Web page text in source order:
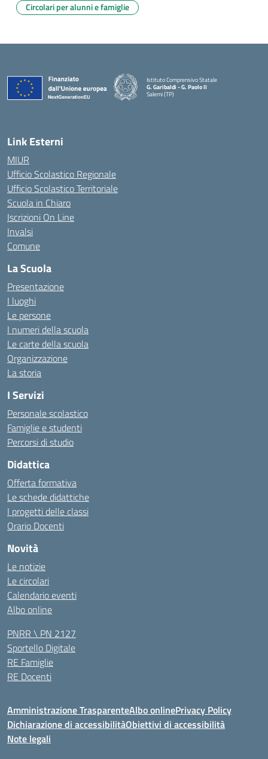
Circolari per alunni e famiglie
Istituto Comprensivo Statale
G. Garibaldi - G. Paolo II
Salemi (TP)
Link Esterni
MIUR
Ufficio Scolastico Regionale
Ufficio Scolastico Territoriale
Scuola in Chiaro
Iscrizioni On Line
Invalsi
Comune
La Scuola
Presentazione
I luoghi
Le persone
I numeri della scuola
Le carte della scuola
Organizzazione
La storia
I Servizi
Personale scolastico
Famiglie e studenti
Percorsi di studio
Didattica
Offerta formativa
Le schede didattiche
I progetti delle classi
Orario Docenti
Novità
Le notizie
Le circolari
Calendario eventi
Albo online
PNRR \ PN 2127
Sportello Digitale
RE Famiglie
RE Docenti
Amministrazione TrasparenteAlbo onlinePrivacy Policy
Dichiarazione di accessibilitàObiettivi di accessibilità
Note legali